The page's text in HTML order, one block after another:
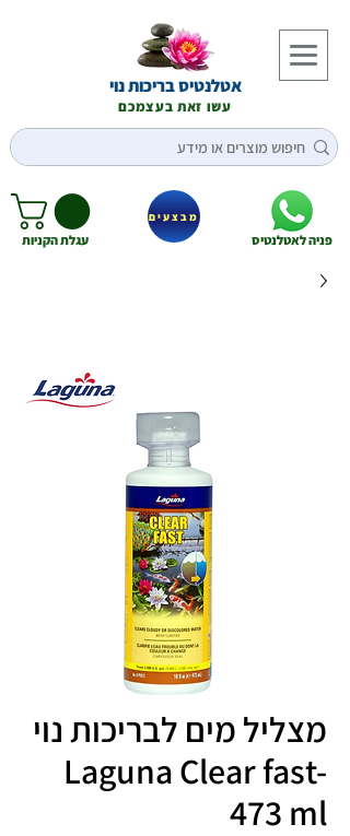
אטלנטיס בריכות נוי
עשו זאת בעצמכם
פניה לאטלנטיס עגלת הקניות
מבצעים
מצליל מים לבריכות נוי
Laguna Clear fast-
473 ml